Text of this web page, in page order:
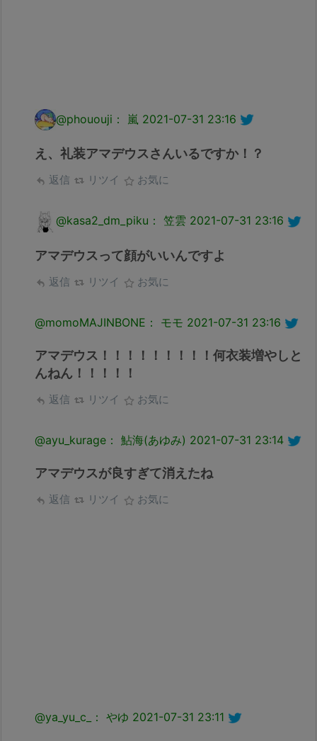
@phououji： 嵐 2021-07-31 23:16
え、礼装アマデウスさんいるですか！？
返信 リツイ お気に
@kasa2_dm_piku： 笠雲 2021-07-31 23:16
アマデウスって顔がいいんですよ
返信 リツイ お気に
@momoMAJINBONE： モモ 2021-07-31 23:16
アマデウス！！！！！！！！！何衣装増やしと
んねん！！！！！
返信 リツイ お気に
@ayu_kurage： 鮎海(あゆみ) 2021-07-31 23:14
アマデウスが良すぎて消えたね
返信 リツイ お気に
@ya_yu_c_： やゆ 2021-07-31 23:11